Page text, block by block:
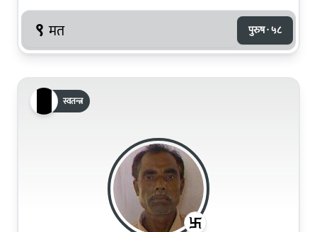
९ मत पुरुष · ५८
स्वतन्त्र